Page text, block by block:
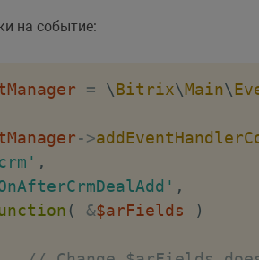
на событие:
= \Bitrix\Main\
->
,
,
( &$arFields
)